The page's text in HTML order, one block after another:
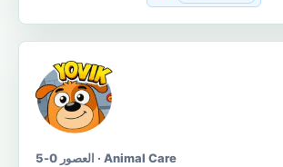
العصور 0-5 · Animal Care